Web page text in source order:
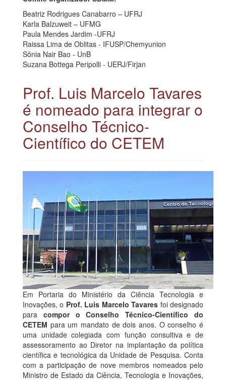
Beatriz Rodrigues Canabarro – UFRJ
Karla Balzuweit – UFMG
Paula Mendes Jardim -UFRJ
Raissa Lima de Oblitas - IFUSP/Chemyunion
Sônia Nair Bao - UnB
Suzana Bottega Peripolli - UERJ/Firjan
Prof. Luis Marcelo Tavares
é nomeado para integrar o
Conselho Técnico-
Científico do CETEM
Em Portaria do Ministério da Ciência Tecnologia e
Inovações, o Prof. Luis Marcelo Tavares foi designado
para compor o Conselho Técnico-Científico do
CETEM para um mandato de dois anos. O conselho é
uma unidade colegiada com função consultiva e de
assessoramento ao Diretor na implantação da política
científica e tecnológica da Unidade de Pesquisa. Conta
com a participação de nove membros nomeados pelo
Ministro de Estado da Ciência, Tecnologia e Inovações,